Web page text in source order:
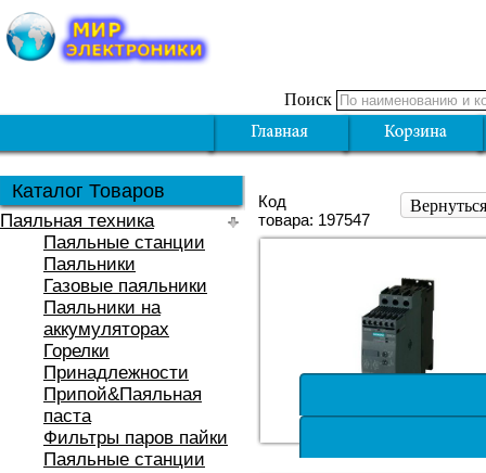
Поиск
Каталог Товаров
Паяльная техника
Паяльные станции
Паяльники
Газовые паяльники
Паяльники на
аккумуляторах
Горелки
Принадлежности
Припой&Паяльная
паста
Фильтры паров пайки
Паяльные станции
Код
товара: 197547